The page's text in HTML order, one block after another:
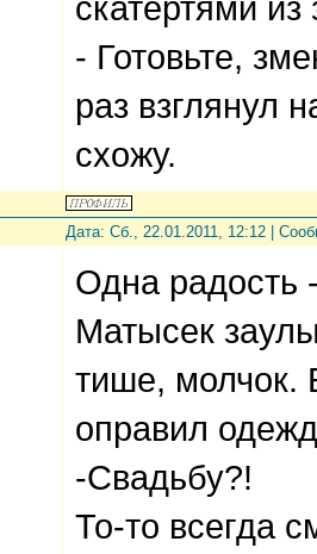
- Готовьте,
раз взглянул
схожу.
Дата: Сб., 22.01.2011, 12:12 |
Одна радость
Матысек
тише, молчок.
оправил
-Свадьбу?!
То-то всегда